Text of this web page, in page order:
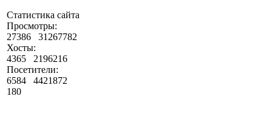
Статистика сайта
Просмотры:
27386
31267782
Хосты:
4365
2196216
Посетители:
6584
4421872
180